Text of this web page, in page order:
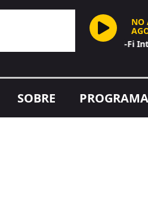
NO
Hi-Fi
SOBRE